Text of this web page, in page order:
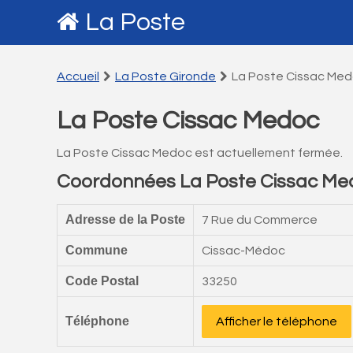
La Poste
Accueil La Poste Gironde La Poste Cissac
La Poste Cissac Medoc
La Poste Cissac Medoc est actuellement fermée.
Coordonnées La Poste Cissac
Adresse de la Poste 7 Rue du Commerce
Commune Cissac-Médoc
Code Postal 33250
Téléphone Afficher le téléphone